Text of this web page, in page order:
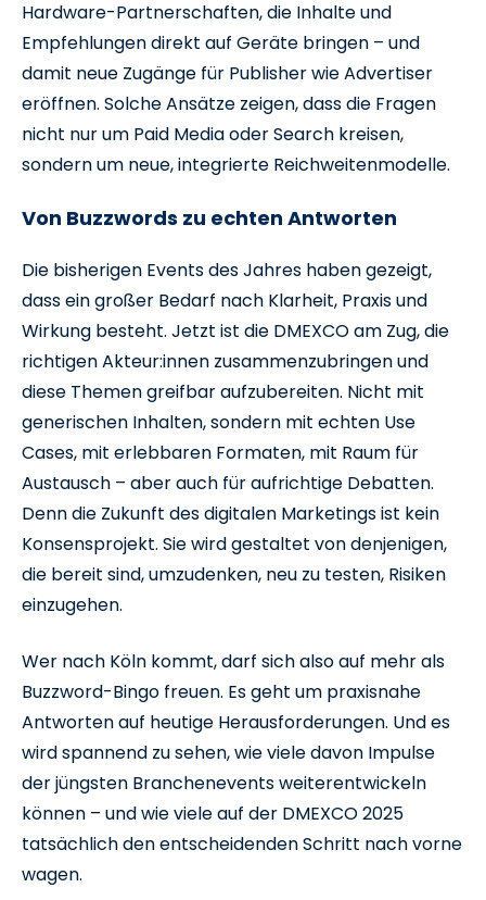
Hardware-Partnerschaften, die Inhalte und
Empfehlungen direkt auf Geräte bringen – und
damit neue Zugänge für Publisher wie Advertiser
eröffnen. Solche Ansätze zeigen, dass die Fragen
nicht nur um Paid Media oder Search kreisen,
sondern um neue, integrierte Reichweitenmodelle.
Von Buzzwords zu echten Antworten
Die bisherigen Events des Jahres haben gezeigt,
dass ein großer Bedarf nach Klarheit, Praxis und
Wirkung besteht. Jetzt ist die DMEXCO am Zug, die
richtigen Akteur:innen zusammenzubringen und
diese Themen greifbar aufzubereiten. Nicht mit
generischen Inhalten, sondern mit echten Use
Cases, mit erlebbaren Formaten, mit Raum für
Austausch – aber auch für aufrichtige Debatten.
Denn die Zukunft des digitalen Marketings ist kein
Konsensprojekt. Sie wird gestaltet von denjenigen,
die bereit sind, umzudenken, neu zu testen, Risiken
einzugehen.
Wer nach Köln kommt, darf sich also auf mehr als
Buzzword-Bingo freuen. Es geht um praxisnahe
Antworten auf heutige Herausforderungen. Und es
wird spannend zu sehen, wie viele davon Impulse
der jüngsten Branchenevents weiterentwickeln
können – und wie viele auf der DMEXCO 2025
tatsächlich den entscheidenden Schritt nach vorne
wagen.